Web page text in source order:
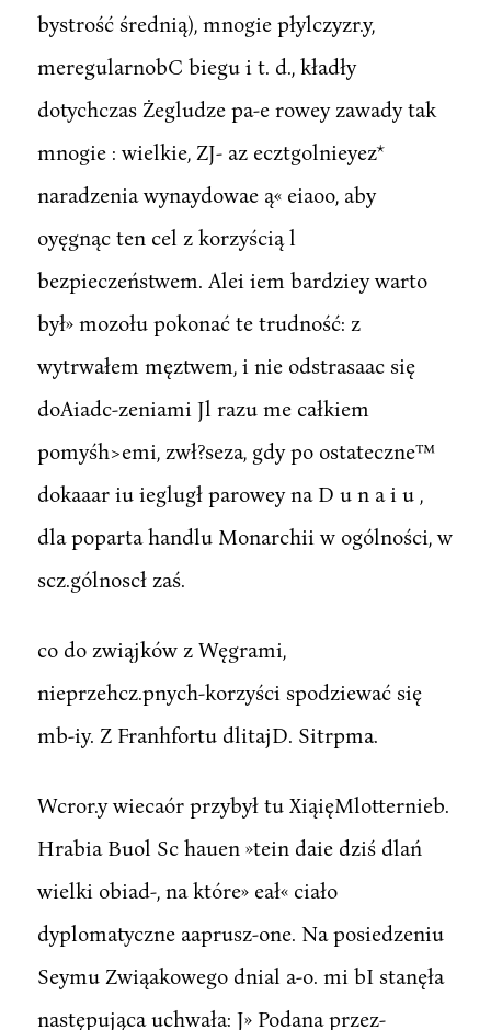
bystrość średnią), mnogie płylczyzr.y,
meregularnobC biegu i t. d., kładły
dotychczas Żegludze pa-e rowey zawady tak
mnogie : wielkie, ZJ- az ecztgolnieyez*
naradzenia wynaydowae ą« eiaoo, aby
oyęgnąc ten cel z korzyścią l
bezpieczeństwem. Alei iem bardziey warto
był» mozołu pokonać te trudność: z
wytrwałem męztwem, i nie odstrasaac się
doAiadc-zeniami Jl razu me całkiem
pomyśh>emi, zwł?seza, gdy po ostateczne™
dokaaar iu ieglugł parowey na D u n a i u ,
dla poparta handlu Monarchii w ogólności, w
scz.gólnoscł zaś.
co do zwiąjków z Węgrami,
nieprzehcz.pnych-korzyści spodziewać się
mb-iy. Z Franhfortu dlitajD. Sitrpma.
Wcror.y wiecaór przybył tu XiąięMlotternieb.
Hrabia Buol Sc hauen »tein daie dziś dlań
wielki obiad-, na które» eał« ciało
dyplomatyczne aaprusz-one. Na posiedzeniu
Seymu Zwiąakowego dnial a-o. mi bI stanęła
następująca uchwała: J» Podana przez-